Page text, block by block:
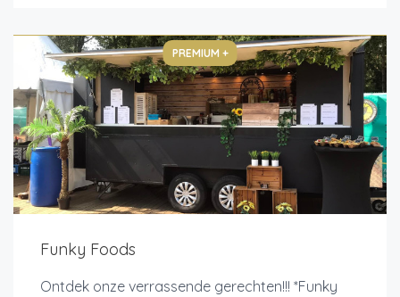
PREMIUM +
Funky Foods
Ontdek onze verrassende gerechten!!! *Funky